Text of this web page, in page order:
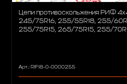
Цепи противоскольжения РИФ
245/75R16, 255/55R18, 255/
255/75R15, 265/75R15, 255/
Арт.: RIF18-0-0000255